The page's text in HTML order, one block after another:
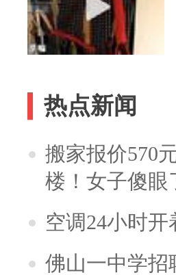
热点新闻
搬家报价570
楼！女子傻
空调24小时
佛山一中学招